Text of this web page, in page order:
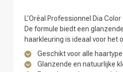
L’Oréal Professionnel Dia
De formule biedt een
haarkleuring is ideaal voor het
Geschikt voor alle
Glanzende en natuurlijke